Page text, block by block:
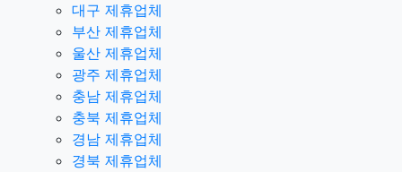
대구 제휴업체
부산 제휴업체
울산 제휴업체
광주 제휴업체
충남 제휴업체
충북 제휴업체
경남 제휴업체
경북 제휴업체